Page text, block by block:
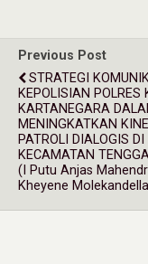
Previous Post
STRATEGI
KEPOLISIAN POLRES
KARTANEGARA
MENINGKATKAN
PATROLI DIALOGIS DI
KECAMATAN
(I Putu Anjas
Kheyene